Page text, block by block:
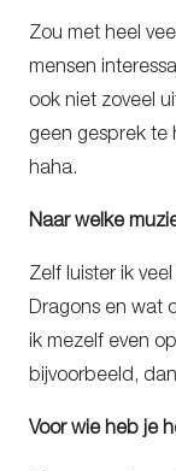
Zou met heel
mensen
ook niet zoveel
geen gesprek te
haha.
Naar welke
Zelf luister ik
Dragons en wat
ik mezelf even
bijvoorbeeld,
Voor wie heb je